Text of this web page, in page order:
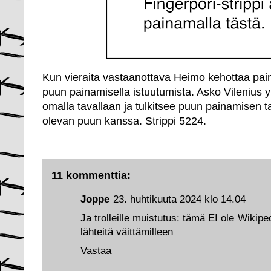
Kun vieraita vastaanottava Heimo kehottaa
puun painamisella istuutumista. Asko Vilenius
omalla tavallaan ja tulkitsee puun painamisen
olevan puun kanssa. Strippi 5224.
11 kommenttia:
Joppe 23. huhtikuuta 2024 klo 14.04
Ja trolleille muistutus: tämä EI ole
lähteitä väittämilleen
Vastaa